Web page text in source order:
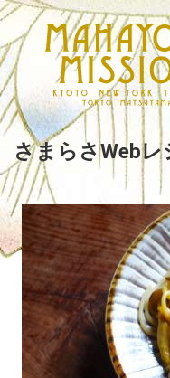
さまらさWeb